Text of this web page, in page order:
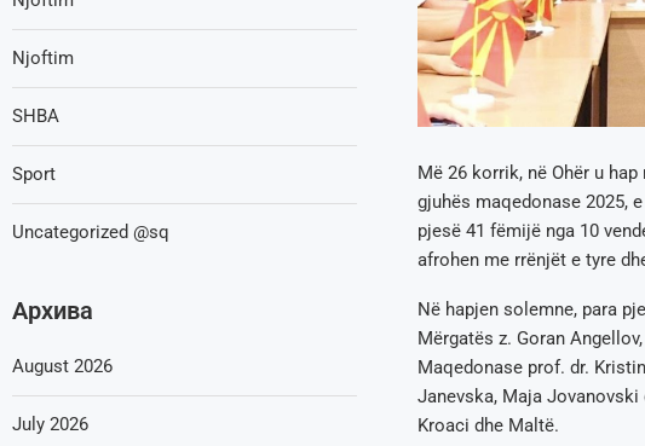
Më 26 korrik, në Ohër u
gjuhës maqedonase 2025,
pjesë 41 fëmijë nga 10
afrohen me rrënjët e tyre
Në hapjen solemne, para
Mërgatës z. Goran
Maqedonase prof. dr.
Janevska, Maja
Kroaci dhe Maltë.
Njoftim
SHBA
Sport
Uncategorized @sq
Архива
August 2026
July 2026